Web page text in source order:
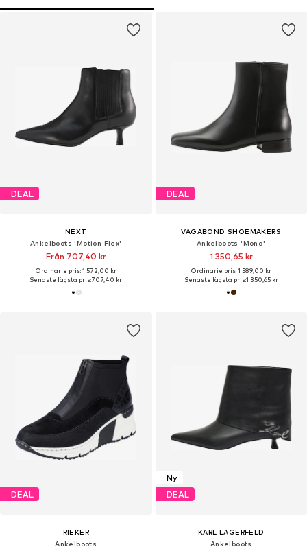
DEAL
NEXT
Ankelboots 'Motion Flex'
Från 707,40 kr
Ordinarie pris: 1 572,00 kr
Senaste lägsta pris:707,40 kr
DEAL
VAGABOND SHOEMAKERS
Ankelboots 'Mona'
1 350,65 kr
Ordinarie pris: 1 589,00 kr
Senaste lägsta pris:1 350,65 kr
DEAL
RIEKER
Ankelboots
Ny
DEAL
KARL LAGERFELD
Ankelboots